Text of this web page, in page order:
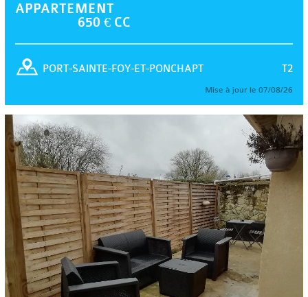
APPARTEMENT
650 € CC
T2
PORT-SAINTE-FOY-ET-PONCHAPT
Mise à jour le 07/08/26